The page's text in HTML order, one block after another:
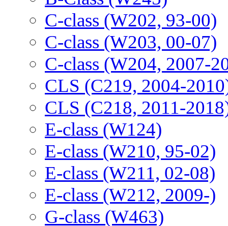
C-class (W202, 93-00)
C-class (W203, 00-07)
C-class (W204, 2007-
CLS (C219, 2004-
CLS (C218, 2011-
E-class (W124)
E-class (W210, 95-02)
E-class (W211, 02-08)
E-class (W212, 2009-)
G-class (W463)